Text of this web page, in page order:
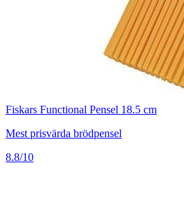
Fiskars Functional Pensel 18.5 cm
Mest prisvärda brödpensel
8.8/10